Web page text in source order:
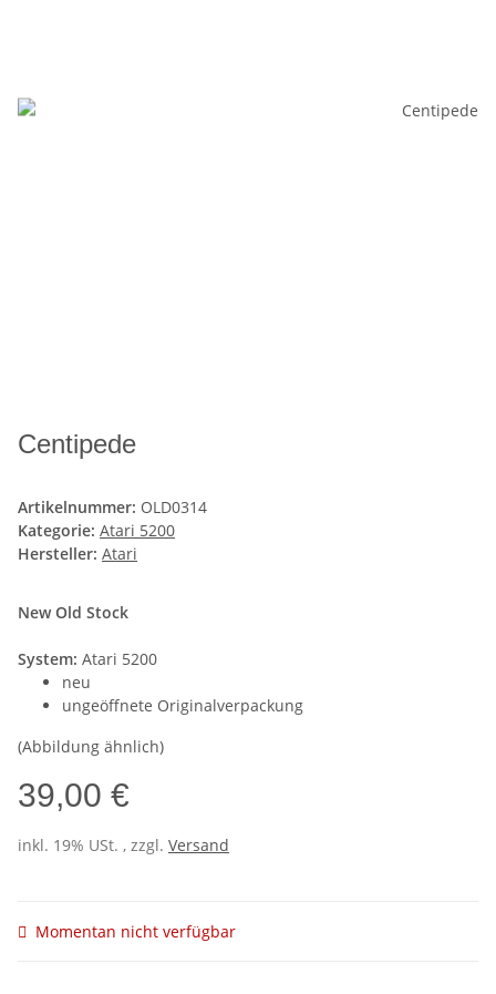
Centipede
Artikelnummer: OLD0314
Kategorie: Atari 5200
Hersteller: Atari
New Old Stock
System: Atari 5200
neu
ungeöffnete Originalverpackung
(Abbildung ähnlich)
39,00 €
inkl. 19% USt. , zzgl. Versand
Momentan nicht verfügbar